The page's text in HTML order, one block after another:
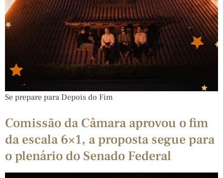
Se prepare para Depois do Fim
Comissão da Câmara aprovou o fim
da escala 6×1, a proposta segue para
o plenário do Senado Federal